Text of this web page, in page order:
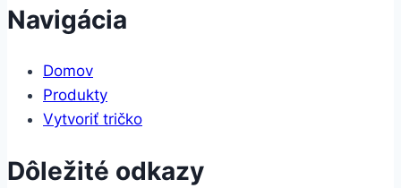
Navigácia
Domov
Produkty
Vytvoriť tričko
Dôležité odkazy